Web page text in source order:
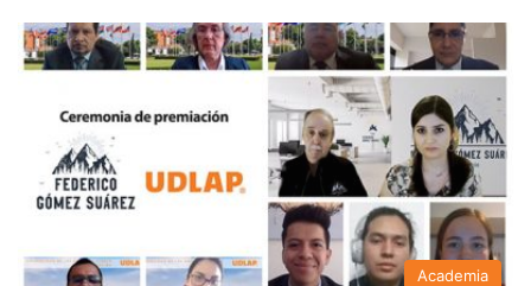
Academia